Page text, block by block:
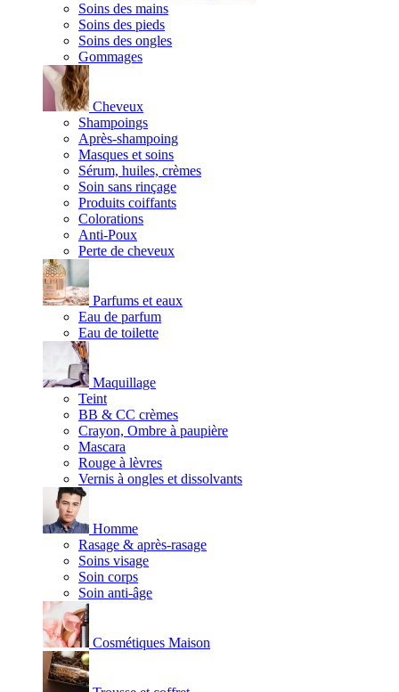
Soins des mains
Soins des pieds
Soins des ongles
Gommages
Cheveux
Shampoings
Après-shampoing
Masques et soins
Sérum, huiles, crèmes
Soin sans rinçage
Produits coiffants
Colorations
Anti-Poux
Perte de cheveux
Parfums et eaux
Eau de parfum
Eau de toilette
Maquillage
Teint
BB & CC crèmes
Crayon, Ombre à paupière
Mascara
Rouge à lèvres
Vernis à ongles et dissolvants
Homme
Rasage & après-rasage
Soins visage
Soin corps
Soin anti-âge
Cosmétiques Maison